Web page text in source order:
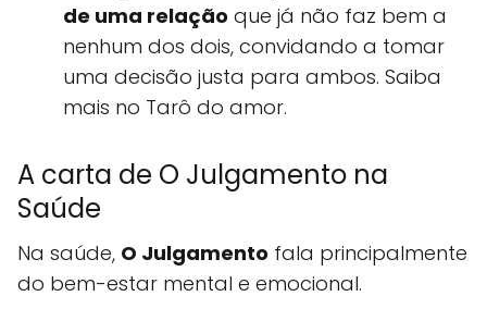
de uma relação que já não faz bem a
nenhum dos dois, convidando a tomar
uma decisão justa para ambos. Saiba
mais no Tarô do amor.
A carta de O Julgamento na
Saúde
Na saúde, O Julgamento fala principalmente
do bem-estar mental e emocional.